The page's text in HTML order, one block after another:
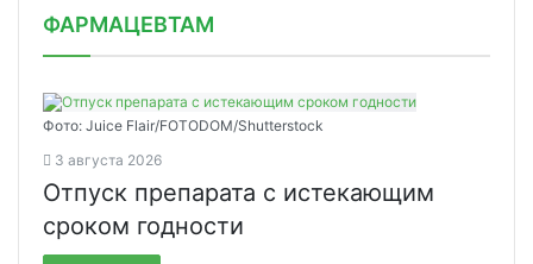
ФАРМАЦЕВТАМ
Фото: Juice Flair/FOTODOM/Shutterstoсk
3 августа 2026
Отпуск препарата с истекающим
сроком годности